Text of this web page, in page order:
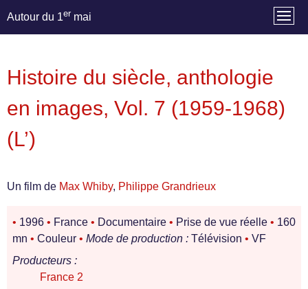
Autour du 1er mai
Histoire du siècle, anthologie
en images, Vol. 7 (1959-1968)
(L’)
Un film de Max Whiby, Philippe Grandrieux
• 1996 • France • Documentaire • Prise de vue réelle • 160
mn • Couleur • Mode de production : Télévision • VF
Producteurs :
France 2